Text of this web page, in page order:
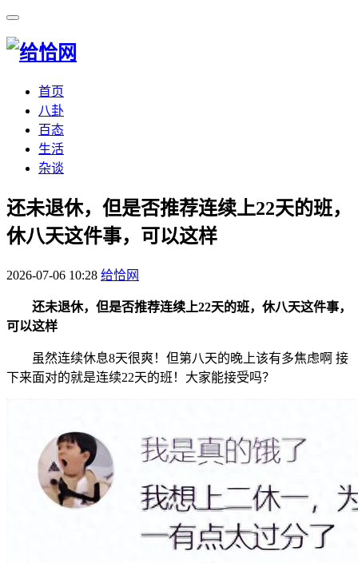
首页
八卦
百态
生活
杂谈
​还未退休，但是否推荐连续上22天的班，
休八天这件事，可以这样
2026-07-06 10:28 给恰网
还未退休，但是否推荐连续上22天的班，休八天这件事，
可以这样
虽然连续休息8天很爽！但第八天的晚上该有多焦虑啊 接
下来面对的就是连续22天的班！大家能接受吗？